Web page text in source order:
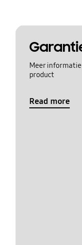
Meer
product
Read more